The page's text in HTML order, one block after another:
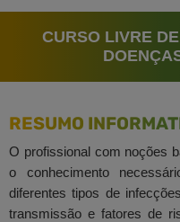
CURSO LIVRE
RESUMO
O profissional com noções
o conhecimento
diferentes tipos de
transmissão e fatores de